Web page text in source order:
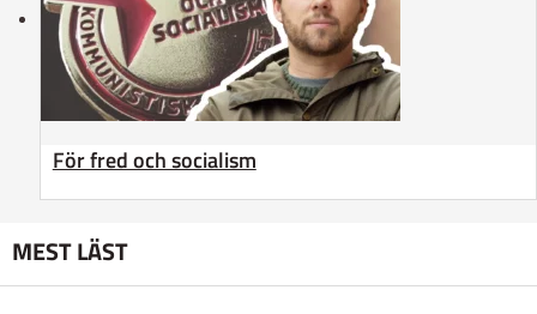
För fred och socialism
MEST LÄST